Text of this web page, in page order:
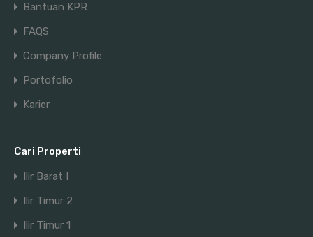
Bantuan KPR
FAQS
Company Profile
Portofolio
Karier
Cari Properti
Ilir Barat I
Ilir Timur 2
Ilir Timur 1